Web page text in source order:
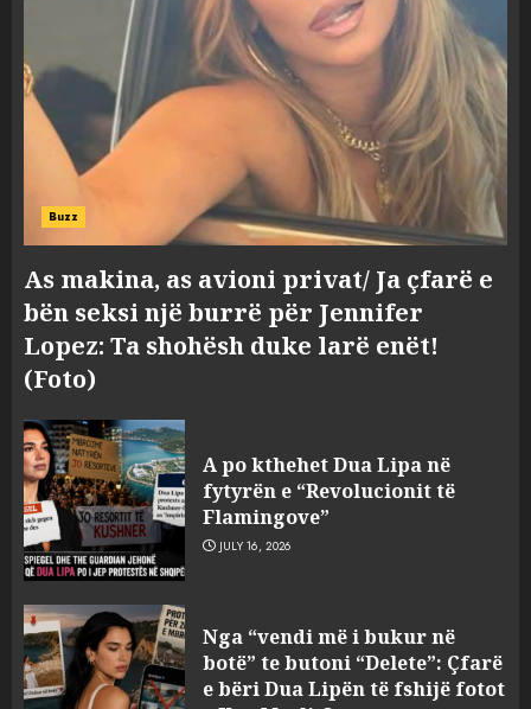
Buzz
As makina, as avioni privat/ Ja çfarë e
bën seksi një burrë për Jennifer
Lopez: Ta shohësh duke larë enët!
(Foto)
A po kthehet Dua Lipa në
fytyrën e “Revolucionit të
Flamingove”
JULY 16, 2026
Nga “vendi më i bukur në
botë” te butoni “Delete”: Çfarë
e bëri Dua Lipën të fshijë fotot
Eglind Mançja punonte tek
Kredo.al, vuri në Linkedin
foto të një personi tjetër